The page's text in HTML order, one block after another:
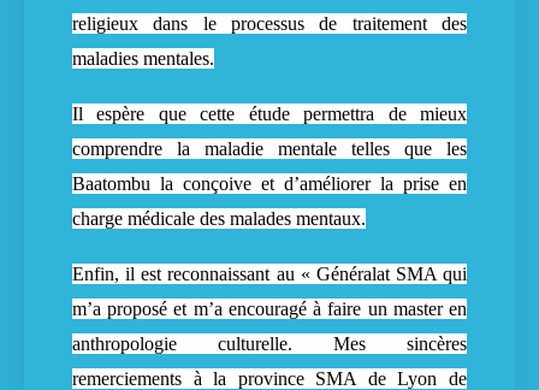
religieux dans le processus de traitement des
maladies mentales.
Il espère que cette étude permettra de mieux
comprendre la maladie mentale telles que les
Baatombu la conçoive et d’améliorer la prise en
charge médicale des malades mentaux.
Enfin, il est reconnaissant au « Généralat SMA qui
m’a proposé et m’a encouragé à faire un master en
anthropologie culturelle. Mes sincères
remerciements à la province SMA de Lyon de